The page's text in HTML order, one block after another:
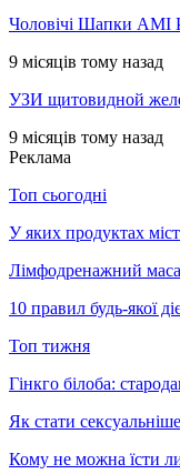
Чоловічі Шапки
9 місяців тому назад
УЗИ щитовидной
9 місяців тому назад
Реклама
Топ сьогодні
У яких продуктах
Лімфодренажний
10 правил будь-якої
Топ тижня
Гінкго білоба:
Як стати
Кому не можна їсти